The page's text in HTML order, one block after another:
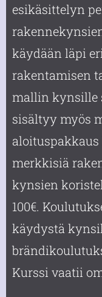
esikäsittelyn
käydään läpi
rakentamisen
mallin kynsille
sisältyy myös
aloituspakkaus
merkkisiä
kynsien
100€.
käydystä
Kurssi vaatii